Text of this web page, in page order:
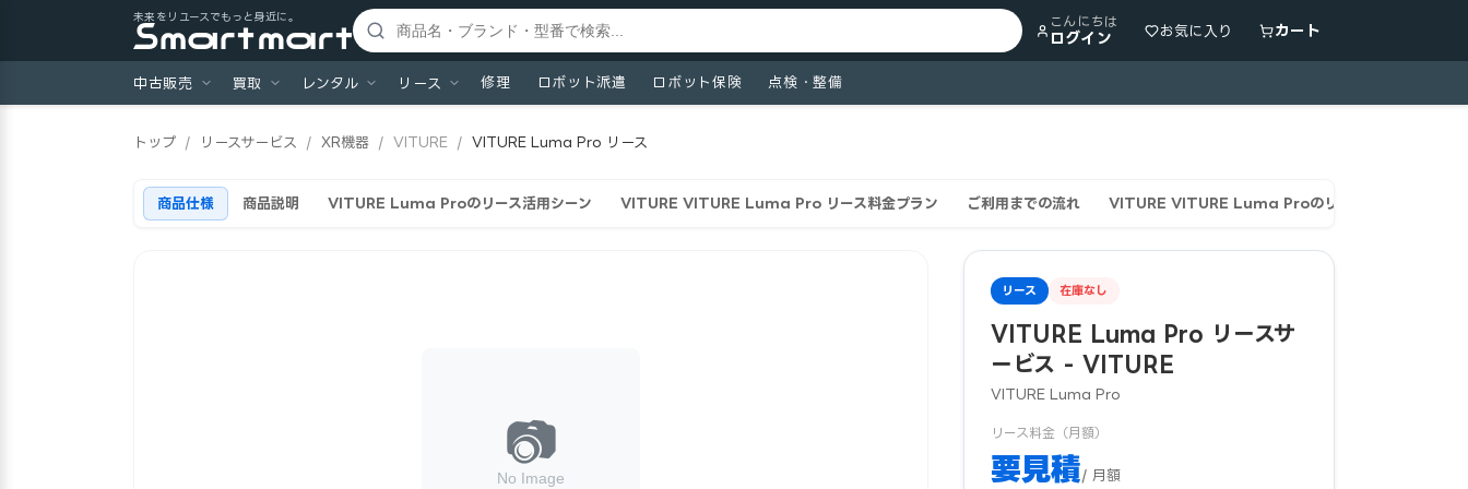
未来をリユースでもっと身近に。 こんにちは
ログイン お気に入り カート
中古販売 買取 レンタル リース 修理 ロボット派遣 ロボット保険 点検・整備
トップ / リースサービス / XR機器 / VITURE / VITURE Luma Pro リース
商品仕様 商品説明 VITURE Luma Proのリース活用シーン VITURE VITURE Luma Pro リース料金プラン ご利用までの流れ VITURE VITURE Luma Proのリース契約・審査の流
リース 在庫なし
VITURE Luma Pro リースサ
ービス - VITURE
VITURE Luma Pro
リース料金（月額）
要見積/ 月額